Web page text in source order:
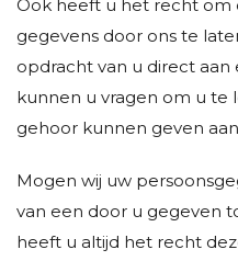
Ook heeft u het recht om
gegevens door ons te
opdracht van u direct aan
kunnen u vragen om u te
gehoor kunnen geven
Mogen wij uw
van een door u gegeven
heeft u altijd het recht